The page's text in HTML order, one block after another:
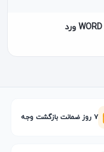
۷ روز ضمانت بازگشت وجه